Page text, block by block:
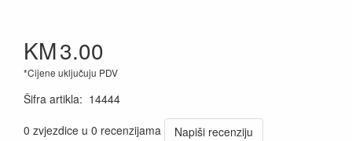
KM3.00
*Cijene uključuju PDV
Šifra artikla: 14444
0 zvjezdice u 0 recenzijama
Napiši recenziju